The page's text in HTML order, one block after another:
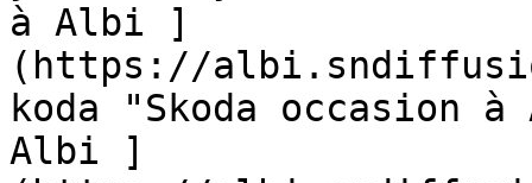
à Albi ]
(https://
koda "Skoda occasion
Albi ]